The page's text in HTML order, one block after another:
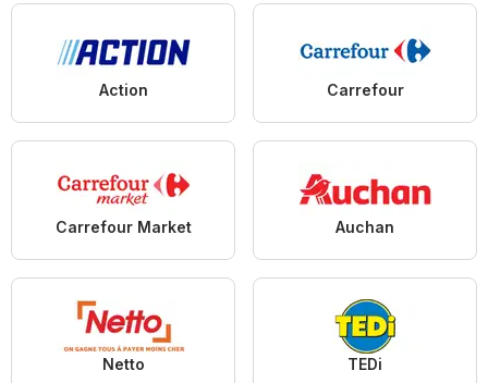
Action Carrefour
Carrefour Market Auchan
Netto TEDi